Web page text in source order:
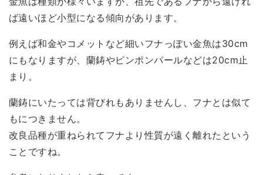
ば遠いほど小型になる傾向があります。
例えば和金やコメットなど細いフナっぽい金魚は30cm
にもなりますが、蘭鋳やピンポンパールなどは20cm止
まり。
蘭鋳にいたっては背びれもありませんし、フナとは似て
もにつきません。
改良品種が重ねられてフナより性質が遠く離れたという
ことですね。